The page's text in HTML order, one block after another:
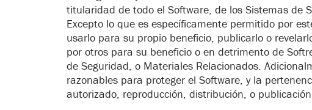
titularidad de todo el Software, de los Sistemas de
Excepto lo que es específicamente permitido por
usarlo para su propio beneficio, publicarlo o
por otros para su beneficio o en detrimento de
de Seguridad, o Materiales Relacionados.
razonables para proteger el Software, y la
autorizado, reproducción, distribución, o